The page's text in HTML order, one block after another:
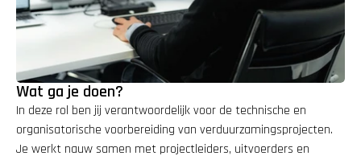
Wat ga je doen?
In deze rol ben jij verantwoordelijk voor de technische en
organisatorische voorbereiding van verduurzamingsprojecten.
Je werkt nauw samen met projectleiders, uitvoerders en